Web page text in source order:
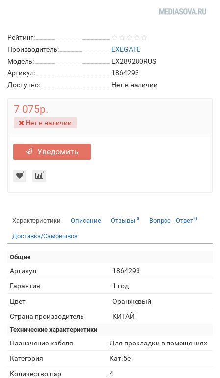
Рейтинг:
Производитель:
EXEGATE
Модель:
EX289280RUS
Артикул:
1864293
Доступно:
Нет в наличии
7 075р.
Нет в наличии
Уведомить
Характеристики Описание Отзывы 0 Вопрос - Ответ 0
Доставка/Самовывоз
Общие
Артикул
1864293
Гарантия
1 год
Цвет
Оранжевый
Страна производитель
КИТАЙ
Технические характеристики
Назначение кабеля
Для прокладки в помещениях
Категория
Кат.5e
Количество пар
4